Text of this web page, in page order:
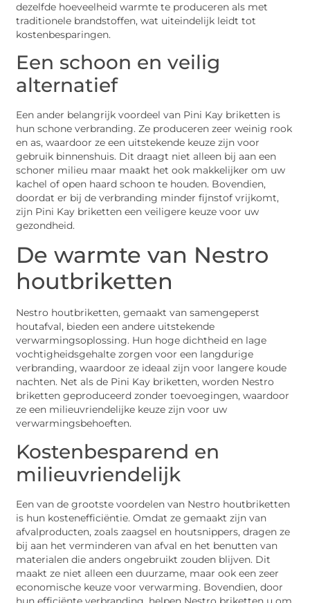
dezelfde hoeveelheid warmte te produceren als met
traditionele brandstoffen, wat uiteindelijk leidt tot
kostenbesparingen.
Een schoon en veilig
alternatief
Een ander belangrijk voordeel van Pini Kay briketten is
hun schone verbranding. Ze produceren zeer weinig rook
en as, waardoor ze een uitstekende keuze zijn voor
gebruik binnenshuis. Dit draagt niet alleen bij aan een
schoner milieu maar maakt het ook makkelijker om uw
kachel of open haard schoon te houden. Bovendien,
doordat er bij de verbranding minder fijnstof vrijkomt,
zijn Pini Kay briketten een veiligere keuze voor uw
gezondheid.
De warmte van Nestro
houtbriketten
Nestro houtbriketten, gemaakt van samengeperst
houtafval, bieden een andere uitstekende
verwarmingsoplossing. Hun hoge dichtheid en lage
vochtigheidsgehalte zorgen voor een langdurige
verbranding, waardoor ze ideaal zijn voor langere koude
nachten. Net als de Pini Kay briketten, worden Nestro
briketten geproduceerd zonder toevoegingen, waardoor
ze een milieuvriendelijke keuze zijn voor uw
verwarmingsbehoeften.
Kostenbesparend en
milieuvriendelijk
Een van de grootste voordelen van Nestro houtbriketten
is hun kostenefficiëntie. Omdat ze gemaakt zijn van
afvalproducten, zoals zaagsel en houtsnippers, dragen ze
bij aan het verminderen van afval en het benutten van
materialen die anders ongebruikt zouden blijven. Dit
maakt ze niet alleen een duurzame, maar ook een zeer
economische keuze voor verwarming. Bovendien, door
hun efficiënte verbranding, helpen Nestro briketten u om